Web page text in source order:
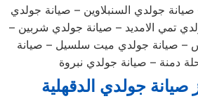
جولدي السنبلاوين – صيانة جولدي
تمي الامديد – صيانة جولدي شربين –
– صيانة جولدي ميت سلسيل – صيانة
دمنة – صيانة جولدي نبروة
جولدي الدقهلية